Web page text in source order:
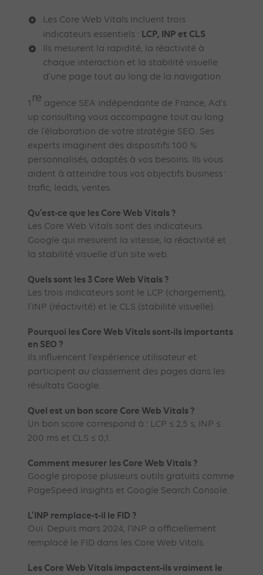
Les Core Web Vitals incluent trois
indicateurs essentiels : LCP, INP et CLS
Ils mesurent la rapidité, la réactivité à
chaque interaction et la stabilité visuelle
d’une page tout au long de la navigation
1 re agence SEA indépendante de France, Ad’s
up consulting vous accompagne tout au long
de l’élaboration de votre stratégie SEO. Ses
experts imaginent des dispositifs 100 %
personnalisés, adaptés à vos besoins. Ils vous
aident à atteindre tous vos objectifs business :
trafic, leads, ventes.
Qu’est-ce que les Core Web Vitals ?
Les Core Web Vitals sont des indicateurs
Google qui mesurent la vitesse, la réactivité et
la stabilité visuelle d’un site web.
Quels sont les 3 Core Web Vitals ?
Les trois indicateurs sont le LCP (chargement),
l’INP (réactivité) et le CLS (stabilité visuelle).
Pourquoi les Core Web Vitals sont-ils importants
en SEO ?
Ils influencent l’expérience utilisateur et
participent au classement des pages dans les
résultats Google.
Quel est un bon score Core Web Vitals ?
Un bon score correspond à : LCP ≤ 2,5 s, INP ≤
200 ms et CLS ≤ 0,1.
Comment mesurer les Core Web Vitals ?
Google propose plusieurs outils gratuits comme
PageSpeed Insights et Google Search Console.
L’INP remplace-t-il le FID ?
Oui. Depuis mars 2024, l’INP a officiellement
remplacé le FID dans les Core Web Vitals.
Les Core Web Vitals impactent-ils vraiment le